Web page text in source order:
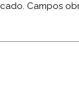
Campos